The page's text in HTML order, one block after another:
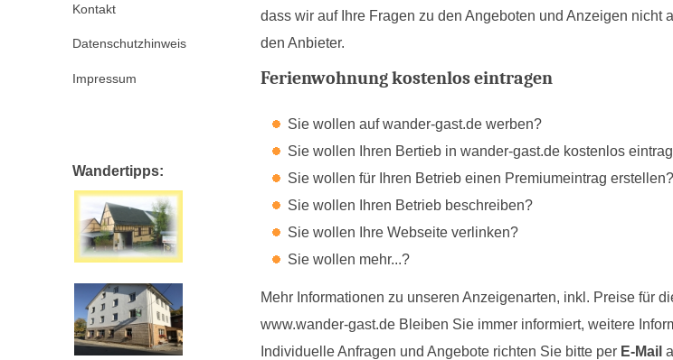
Kontakt
Datenschutzhinweis
Impressum
Wandertipps:
dass wir auf Ihre Fragen zu den Angeboten und Anzeigen
den Anbieter.
Ferienwohnung kostenlos eintragen
Sie wollen auf wander-gast.de werben?
Sie wollen Ihren Bertieb in wander-gast.de kostenlos
Sie wollen für Ihren Betrieb einen Premiumeintrag erstellen?
Sie wollen Ihren Betrieb beschreiben?
Sie wollen Ihre Webseite verlinken?
Sie wollen mehr...?
Mehr Informationen zu unseren Anzeigenarten, inkl. Preise für
www.wander-gast.de Bleiben Sie immer informiert, weitere
Individuelle Anfragen und Angebote richten Sie bitte per E-Mail